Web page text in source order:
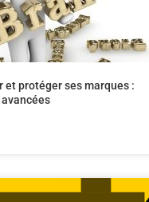
et protéger ses marques :